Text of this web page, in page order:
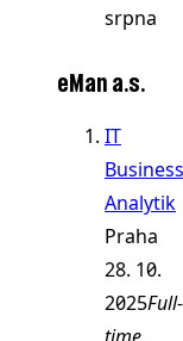
srpna
eMan a.s.
IT
Business
Analytik
Praha
28. 10.
2025Full-